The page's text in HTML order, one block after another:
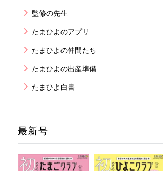
監修の先生
たまひよのアプリ
たまひよの仲間たち
たまひよの出産準備
たまひよ白書
最新号